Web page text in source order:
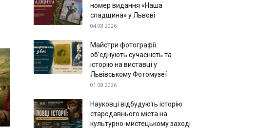
номер видання «Наша
спадщина» у Львові
04.08.2026
Майстри фотографії
об’єднують сучасність та
історію на виставці у
Львівському Фотомузеї
01.08.2026
Науковці відбудують історію
стародавнього міста на
культурно-мистецькому заході